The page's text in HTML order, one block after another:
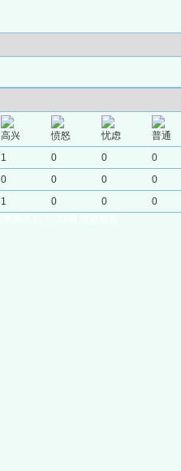
高兴 愤怒 忧虑 普通
1 0 0 0
0 0 0 0
1 0 0 0